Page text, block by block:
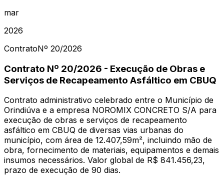
mar
2026
ContratoNº 20/2026
Contrato Nº 20/2026 - Execução de Obras e
Serviços de Recapeamento Asfáltico em CBUQ
Contrato administrativo celebrado entre o Município de
Orindiúva e a empresa NOROMIX CONCRETO S/A para
execução de obras e serviços de recapeamento
asfáltico em CBUQ de diversas vias urbanas do
município, com área de 12.407,59m², incluindo mão de
obra, fornecimento de materiais, equipamentos e demais
insumos necessários. Valor global de R$ 841.456,23,
prazo de execução de 90 dias.